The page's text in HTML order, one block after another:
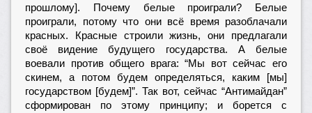
прошлому]. Почему белые проиграли? Белые
проиграли, потому что они всё время разоблачали
красных. Красные строили жизнь, они предлагали
своё видение будущего государства. А белые
воевали против общего врага: “Мы вот сейчас его
скинем, а потом будем определяться, каким [мы]
государством [будем]”. Так вот, сейчас “Антимайдан”
сформирован по этому принципу; и борется с